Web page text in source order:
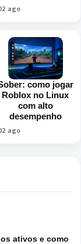
ago
como jogar
Roblox no Linux
com alto
desempenho
ago
ativos e como